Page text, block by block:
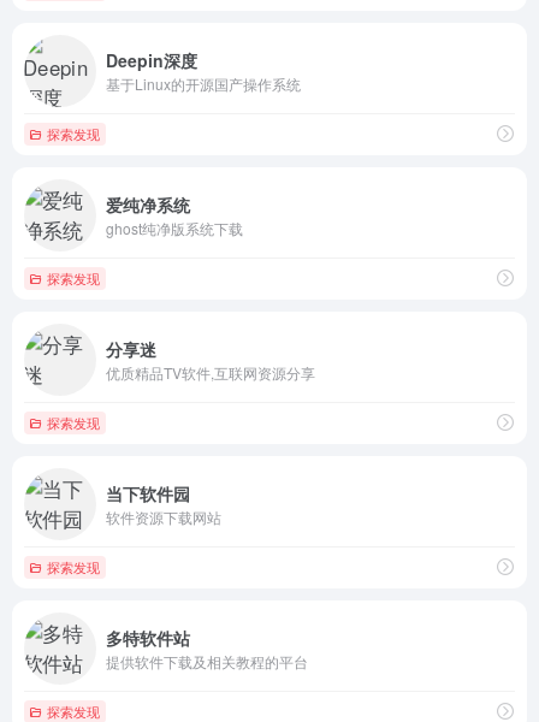
Deepin深度
基于Linux的开源国产操作系统
探索发现
爱纯净系统
ghost纯净版系统下载
探索发现
分享迷
优质精品TV软件,互联网资源分享
探索发现
当下软件园
软件资源下载网站
探索发现
多特软件站
提供软件下载及相关教程的平台
探索发现